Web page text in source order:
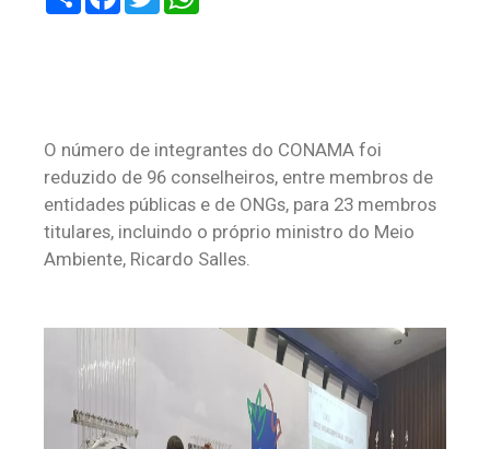
O número de integrantes do CONAMA foi
reduzido de 96 conselheiros, entre membros de
entidades públicas e de ONGs, para 23 membros
titulares, incluindo o próprio ministro do Meio
Ambiente, Ricardo Salles.